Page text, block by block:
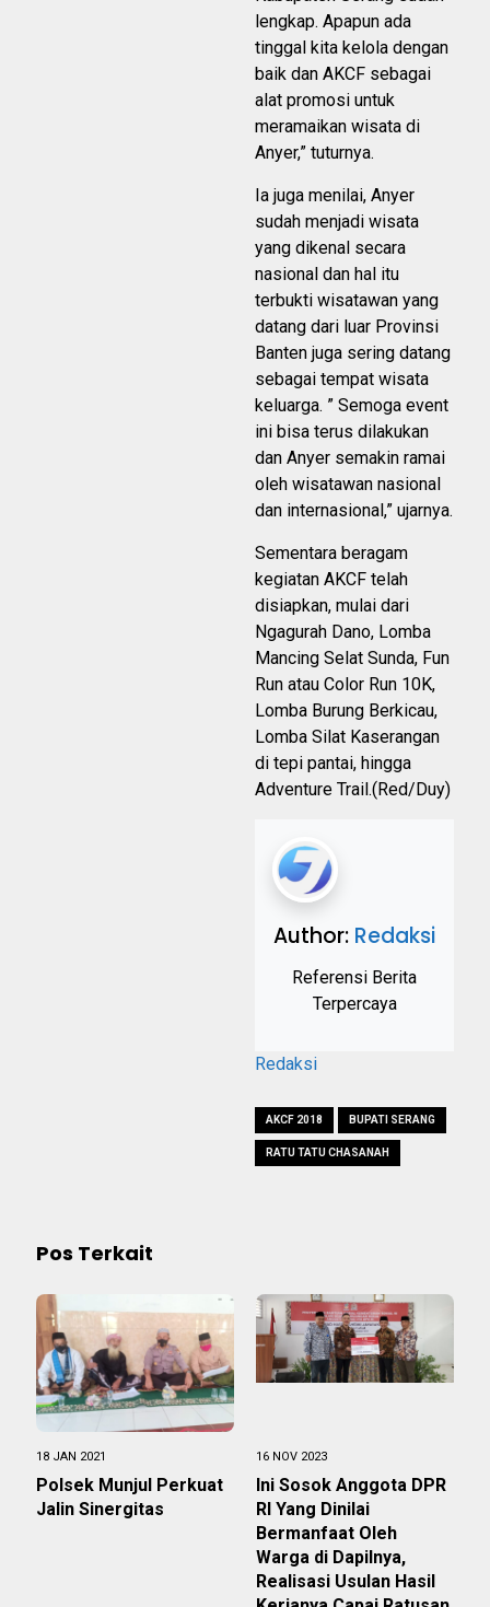
lengkap. Apapun ada
tinggal kita kelola dengan
baik dan AKCF sebagai
alat promosi untuk
meramaikan wisata di
Anyer,” tuturnya.
Ia juga menilai, Anyer
sudah menjadi wisata
yang dikenal secara
nasional dan hal itu
terbukti wisatawan yang
datang dari luar Provinsi
Banten juga sering datang
sebagai tempat wisata
keluarga. ” Semoga event
ini bisa terus dilakukan
dan Anyer semakin ramai
oleh wisatawan nasional
dan internasional,” ujarnya.
Sementara beragam
kegiatan AKCF telah
disiapkan, mulai dari
Ngagurah Dano, Lomba
Mancing Selat Sunda, Fun
Run atau Color Run 10K,
Lomba Burung Berkicau,
Lomba Silat Kaserangan
di tepi pantai, hingga
Adventure Trail.(Red/Duy)
Author: Redaksi
Referensi Berita
Terpercaya
Redaksi
AKCF 2018 BUPATI SERANG
RATU TATU CHASANAH
Pos Terkait
18 JAN 2021
Polsek Munjul Perkuat
Jalin Sinergitas
16 NOV 2023
Ini Sosok Anggota DPR
RI Yang Dinilai
Bermanfaat Oleh
Warga di Dapilnya,
Realisasi Usulan Hasil